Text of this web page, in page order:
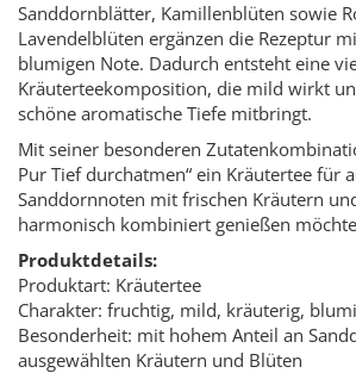
Sanddornblätter, Kamillenblüten sowie
Lavendelblüten ergänzen die Rezeptur
blumigen Note. Dadurch entsteht eine
Kräuterteekomposition, die mild wirkt
schöne aromatische Tiefe mitbringt.
Mit seiner besonderen
Pur Tief durchatmen“ ein Kräutertee für
Sanddornnoten mit frischen Kräutern
harmonisch kombiniert genießen
Produktdetails:
Produktart: Kräutertee
Charakter: fruchtig, mild, kräuterig,
Besonderheit: mit hohem Anteil an
ausgewählten Kräutern und Blüten